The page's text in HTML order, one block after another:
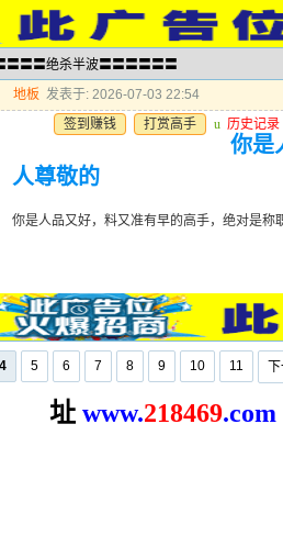
〓〓〓绝杀半波〓〓〓〓〓〓
地板 发表于: 2026-07-03 22:54
签到赚钱
打赏高手 u 历史记录
你是
人尊敬的
你是人品又好，料又准有早的高手，绝对是称
4 5 6 7 8 9 10 11
址 www.218469.com